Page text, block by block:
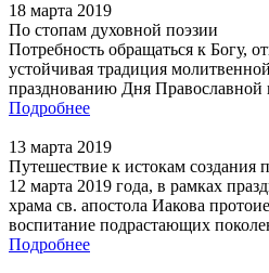
18 марта 2019
По стопам духовной поэзии
Потребность обращаться к Богу,
устойчивая традиция
празднованию Дня
Подробнее
13 марта 2019
Путешествие к истокам создания
12 марта 2019 года, в рамках
храма св. апостола Иакова
воспитание подрастающих
Подробнее